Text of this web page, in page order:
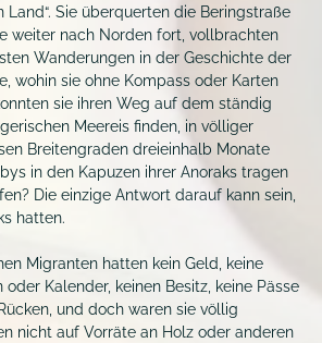
Land“. Sie überquerten die Beringstraße
weiter nach Norden fort, vollbrachten
Wanderungen in der Geschichte der
wohin sie ohne Kompass oder Karten
sie ihren Weg auf dem ständig
Meereis finden, in völliger
Breitengraden dreieinhalb Monate
in den Kapuzen ihrer Anoraks tragen
Die einzige Antwort darauf kann sein,
hatten.
Migranten hatten kein Geld, keine
oder Kalender, keinen Besitz, keine Pässe
und doch waren sie völlig
nicht auf Vorräte an Holz oder anderen